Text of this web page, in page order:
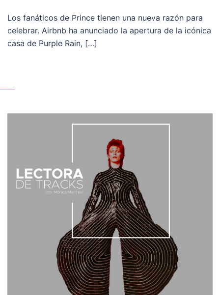
Los fanáticos de Prince tienen una nueva razón para
celebrar. Airbnb ha anunciado la apertura de la icónica
casa de Purple Rain, […]